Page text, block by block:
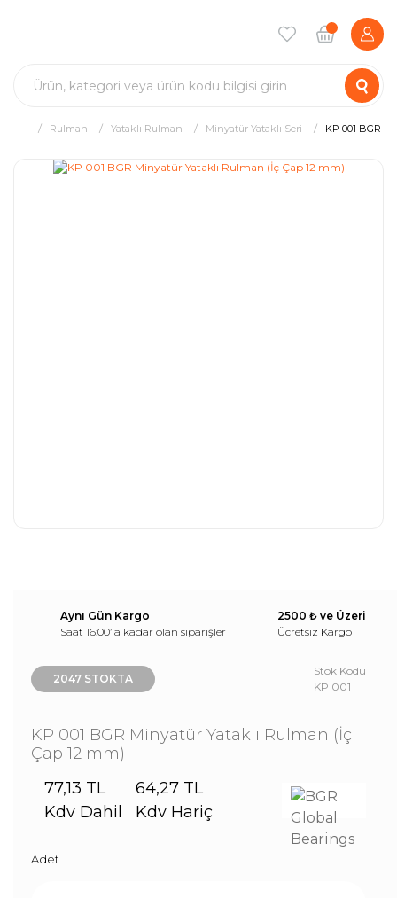
Rulman Yataklı Rulman Minyatür Yataklı Seri KP 001 BGR
Aynı Gün Kargo
Saat 16:00’ a kadar olan siparişler
2500 ₺ ve Üzeri
Ücretsiz Kargo
2047 STOKTA
Stok Kodu
KP 001
KP 001 BGR Minyatür Yataklı Rulman (İç
Çap 12 mm)
77,13 TL
Kdv Dahil
64,27 TL
Kdv Hariç
Adet